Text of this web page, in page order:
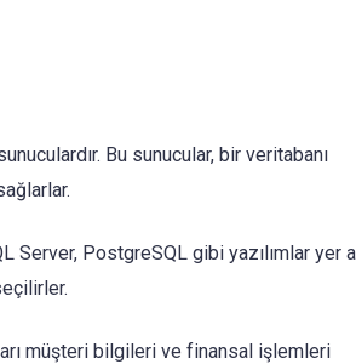
Bu sunucular, bir veritabanı
PostgreSQL gibi yazılımlar yer
müşteri bilgileri ve finansal işlemleri